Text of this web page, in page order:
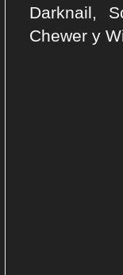
Darknail,
Chewer y